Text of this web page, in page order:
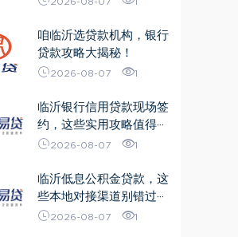
咱临沂选贷款机构，银行
贷款攻略大揭秘！
2026-08-07 1
临沂银行信用贷款现场签
约，这些实用攻略值得···
2026-08-07 1
临沂低息公积金贷款，这
些本地对接渠道别错过···
2026-08-07 1